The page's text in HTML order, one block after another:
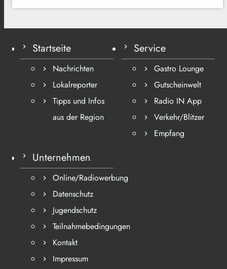
Startseite
Nachrichten
Lokalreporter
Tipps und Infos
aus der Region
Service
Gastro Lounge
Gutscheinwelt
Radio IN App
Verkehr/Blitzer
Empfang
Unternehmen
Online/Radiowerbung
Datenschutz
Jugendschutz
Teilnahmebedingungen
Kontakt
Impressum